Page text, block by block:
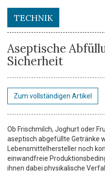
TECHNIK
Aseptische
Sicherheit
Zum vollständigen Artikel
Ob Frischmilch, Joghurt oder
aseptisch abgefüllte Getränke
Lebensmittelhersteller noch
einwandfreie
ihnen dabei physikalische